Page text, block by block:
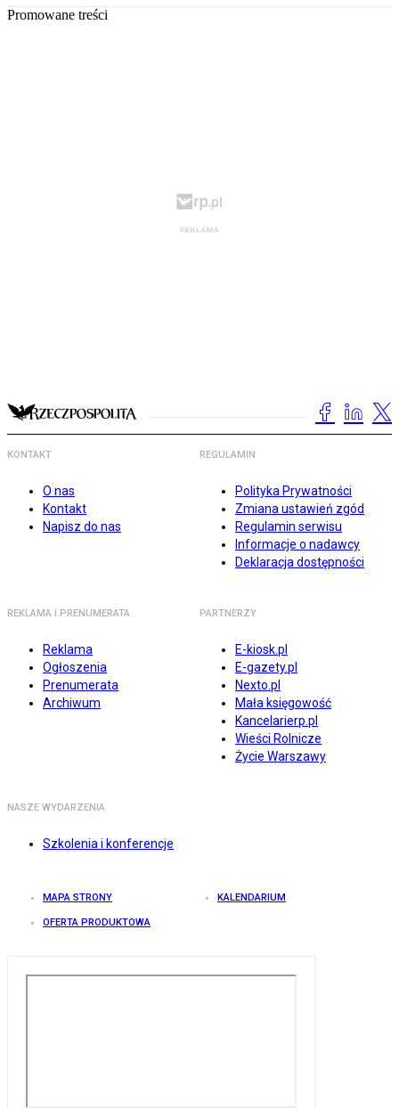
Promowane treści
KONTAKT
O nas
Kontakt
Napisz do nas
REGULAMIN
Polityka Prywatności
Zmiana ustawień zgód
Regulamin serwisu
Informacje o nadawcy
Deklaracja dostępności
REKLAMA I PRENUMERATA
Reklama
Ogłoszenia
Prenumerata
Archiwum
PARTNERZY
E-kiosk.pl
E-gazety.pl
Nexto.pl
Mała księgowość
Kancelarierp.pl
Wieści Rolnicze
Życie Warszawy
NASZE WYDARZENIA
Szkolenia i konferencje
MAPA STRONY KALENDARIUM
OFERTA PRODUKTOWA